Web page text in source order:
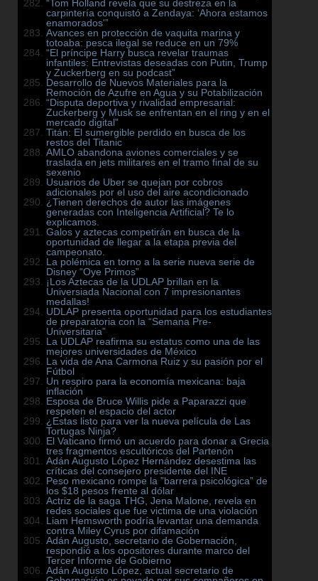
“Tom Holland revela que su destreza en la
carpintería conquistó a Zendaya: ‘Ahora estamos
enamorados'”
Avances en protección de vaquita marina y
totoaba: pesca ilegal se reduce en un 79%
“El príncipe Harry busca revelar traumas
infantiles: Entrevistas deseadas con Putin, Trump
y Zuckerberg en su podcast”
Desarrollo de Nuevos Materiales para la
Remoción de Azufre en Agua y su Potabilización
“Disputa deportiva y rivalidad empresarial:
Zuckerberg y Musk se enfrentan en el ring y en el
mercado digital”
Titán: El sumergible perdido en busca de los
restos del Titanic
AMLO abandona aviones comerciales y se
traslada en jets militares en el tramo final de su
sexenio
Usuarios de Uber se quejan por cobros
adicionales por el uso del aire acondicionado
¿Tienen derechos de autor las imágenes
generadas con Inteligencia Artificial? Te lo
explicamos.
Galos y aztecas competirán en busca de la
oportunidad de llegar a la etapa previa del
campeonato.
La polémica en torno a la serie nueva serie de
Disney “Oye Primos”
¡Los Aztecas de la UDLAP brillan en la
Universiada Nacional con 7 impresionantes
medallas!
UDLAP presenta oportunidad para los estudiantes
de preparatoria con la “Semana Pre-
Universitaria”
La UDLAP reafirma su estatus como una de las
mejores universidades de México
La vida de Ana Carmona Ruiz y su pasión por el
Fútbol
Un respiro para la economía mexicana: baja
inflación
Esposa de Bruce Willis pide a Paparazzi que
respeten el espacio del actor
¿Estas listo para ver la nueva película de Las
Tortugas Ninja?
El Vaticano firmó un acuerdo para donar a Grecia
tres fragmentos escultóricos del Partenón
Adán Augusto López Hernández desestima las
críticas del consejero presidente del INE
Peso mexicano rompe la ”barrera psicológica” de
los $18 pesos frente al dólar
Actriz de la saga THG, Jena Malone, revela en
redes sociales que fue victima de una violación
Liam Hemsworth podría levantar una demanda
contra Miley Cyrus por difamación
Adán Augusto, secretario de Gobernación,
respondió a los opositores durante marco del
Tercer Informe de Gobierno
Adán Augusto López, actual secretario de